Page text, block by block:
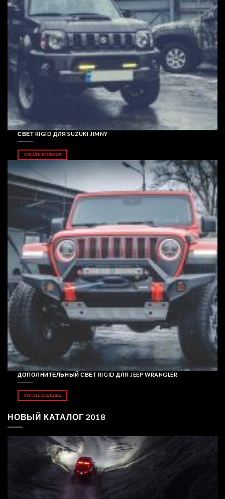
СВЕТ RIGID ДЛЯ SUZUKI JIMNY
УЗНАТЬ БОЛЬШЕ
ДОПОЛНИТЕЛЬНЫЙ СВЕТ RIGID ДЛЯ JEEP WRANGLER
УЗНАТЬ БОЛЬШЕ
НОВЫЙ КАТАЛОГ 2018